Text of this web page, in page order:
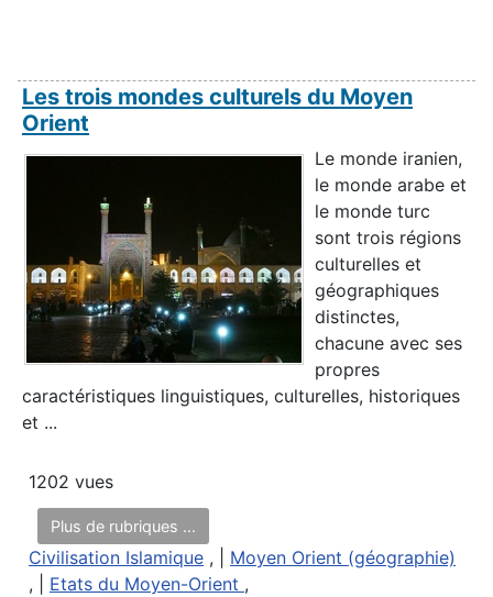
Les trois mondes culturels du Moyen
Orient
Le monde iranien,
le monde arabe et
le monde turc
sont trois régions
culturelles et
géographiques
distinctes,
chacune avec ses
propres
caractéristiques linguistiques, culturelles, historiques
et ...
1202 vues
Plus de rubriques ...
Civilisation Islamique , | Moyen Orient (géographie)
, | Etats du Moyen-Orient ,